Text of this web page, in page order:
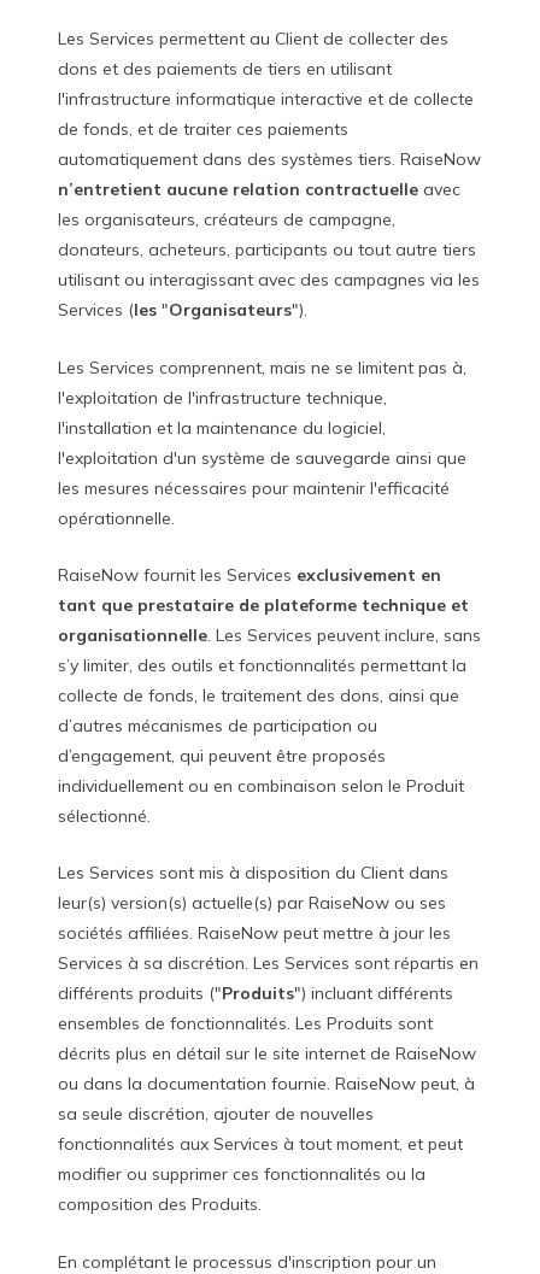
Les Services permettent au Client de collecter des
dons et des paiements de tiers en utilisant
l'infrastructure informatique interactive et de collecte
de fonds, et de traiter ces paiements
automatiquement dans des systèmes tiers. RaiseNow
n’entretient aucune relation contractuelle avec
les organisateurs, créateurs de campagne,
donateurs, acheteurs, participants ou tout autre tiers
utilisant ou interagissant avec des campagnes via les
Services (les "Organisateurs").
Les Services comprennent, mais ne se limitent pas à,
l'exploitation de l'infrastructure technique,
l'installation et la maintenance du logiciel,
l'exploitation d'un système de sauvegarde ainsi que
les mesures nécessaires pour maintenir l'efficacité
opérationnelle.
RaiseNow fournit les Services exclusivement en
tant que prestataire de plateforme technique et
organisationnelle. Les Services peuvent inclure, sans
s’y limiter, des outils et fonctionnalités permettant la
collecte de fonds, le traitement des dons, ainsi que
d’autres mécanismes de participation ou
d’engagement, qui peuvent être proposés
individuellement ou en combinaison selon le Produit
sélectionné.
Les Services sont mis à disposition du Client dans
leur(s) version(s) actuelle(s) par RaiseNow ou ses
sociétés affiliées. RaiseNow peut mettre à jour les
Services à sa discrétion. Les Services sont répartis en
différents produits ("Produits") incluant différents
ensembles de fonctionnalités. Les Produits sont
décrits plus en détail sur le site internet de RaiseNow
ou dans la documentation fournie. RaiseNow peut, à
sa seule discrétion, ajouter de nouvelles
fonctionnalités aux Services à tout moment, et peut
modifier ou supprimer ces fonctionnalités ou la
composition des Produits.
En complétant le processus d'inscription pour un